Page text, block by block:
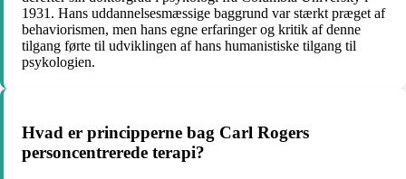
1931. Hans uddannelsesmæssige baggrund var stærkt præget af
behaviorismen, men hans egne erfaringer og kritik af denne
tilgang førte til udviklingen af hans humanistiske tilgang til
psykologien.
Hvad er principperne bag Carl Rogers
personcentrerede terapi?